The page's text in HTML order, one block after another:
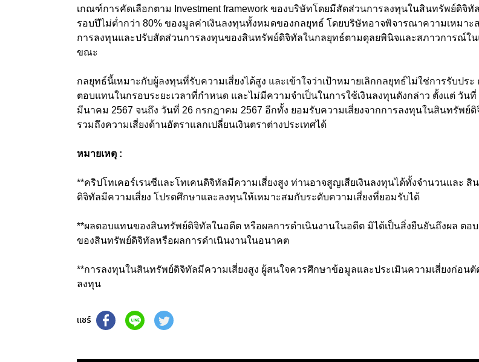
เกณฑ์การคัดเลือกตาม Investment framework ของบริษัทโดยมีสัดส่วนการลงทุนในสินทรัพย์ดิจิทั
รอบปีไม่ตํ่ากว่า 80% ของมูลค่าเงินลงทุนทั้งหมดของกลยุทธ์ โดยบริษัทอาจพิจารณาความเหมาะ
การลงทุนและปรับสัดส่วนการลงทุนของสินทรัพย์ดิจิทัลในกลยุทธ์ตามดุลยพินิจและสภาวการณ์ใน
ขณะ
กลยุทธ์นี้เหมาะกับผู้ลงทุนที่รับความเสี่ยงได้สูง และเข้าใจว่าเป้าหมายเลิกกลยุทธ์ไม่ใช่การรับประ
ตอบแทนในกรอบระยะเวลาที่กำหนด และไม่มีความจําเป็นในการใช้เงินลงทุนดังกล่าว ตั้งแต่ วันที่
มีนาคม 2567 จนถึง วันที่ 26 กรกฎาคม 2567 อีกทั้ง ยอมรับความเสี่ยงจากการลงทุนในสินทรัพย์ดิ
รวมถึงความเสี่ยงด้านอัตราแลกเปลี่ยนเงินตราต่างประเทศได้
หมายเหตุ :
**คริปโทเคอร์เรนซีและโทเคนดิจิทัลมีความเสี่ยงสูง ท่านอาจสูญเสียเงินลงทุนได้ทั้งจำนวนและ สิ
ดิจิทัลมีความเสี่ยง โปรดศึกษาและลงทุนให้เหมาะสมกับระดับความเสี่ยงที่ยอมรับได้
**ผลตอบแทนของสินทรัพย์ดิจิทัลในอดีต หรือผลการดำเนินงานในอดีต มิได้เป็นสิ่งยืนยันถึงผล ตอ
ของสินทรัพย์ดิจิทัลหรือผลการดำเนินงานในอนาคต
**การลงทุนในสินทรัพย์ดิจิทัลมีความเสี่ยงสูง ผู้สนใจควรศึกษาข้อมูลและประเมินความเสี่ยงก่อนตั
ลงทุน
แชร์